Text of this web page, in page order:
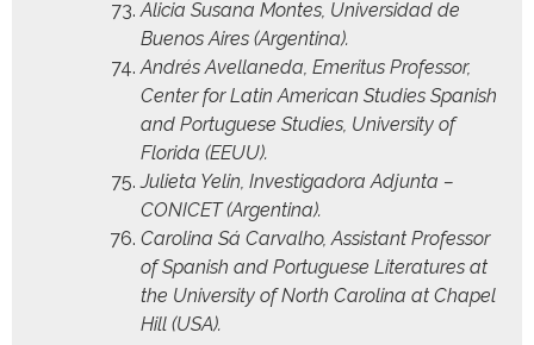
Ali­cia Susana Montes, Uni­ver­si­dad de
Buenos Aires (Argenti­na).
Andrés Avel­lane­da, Emer­i­tus Pro­fes­sor,
Cen­ter for Latin Amer­i­can Stud­ies Span­ish
and Por­tuguese Stud­ies, Uni­ver­si­ty of
Flori­da (EEUU).
Juli­eta Yelin, Inves­ti­gado­ra Adjun­ta –
CONICET (Argenti­na).
Car­oli­na Sá Car­val­ho, Assis­tant Pro­fes­sor
of Span­ish and Por­tuguese Lit­er­a­tures at
the Uni­ver­si­ty of North Car­oli­na at Chapel
Hill (USA).